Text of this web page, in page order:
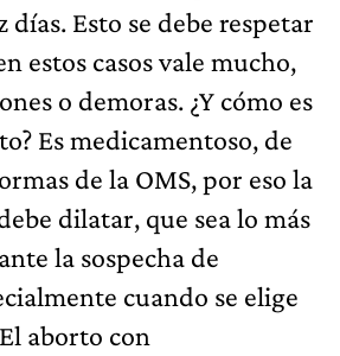
Esto se debe respetar
estos casos vale mucho,
o demoras. ¿Y cómo es
Es medicamentoso, de
de la OMS, por eso la
dilatar, que sea lo más
la sospecha de
cuando se elige
aborto con